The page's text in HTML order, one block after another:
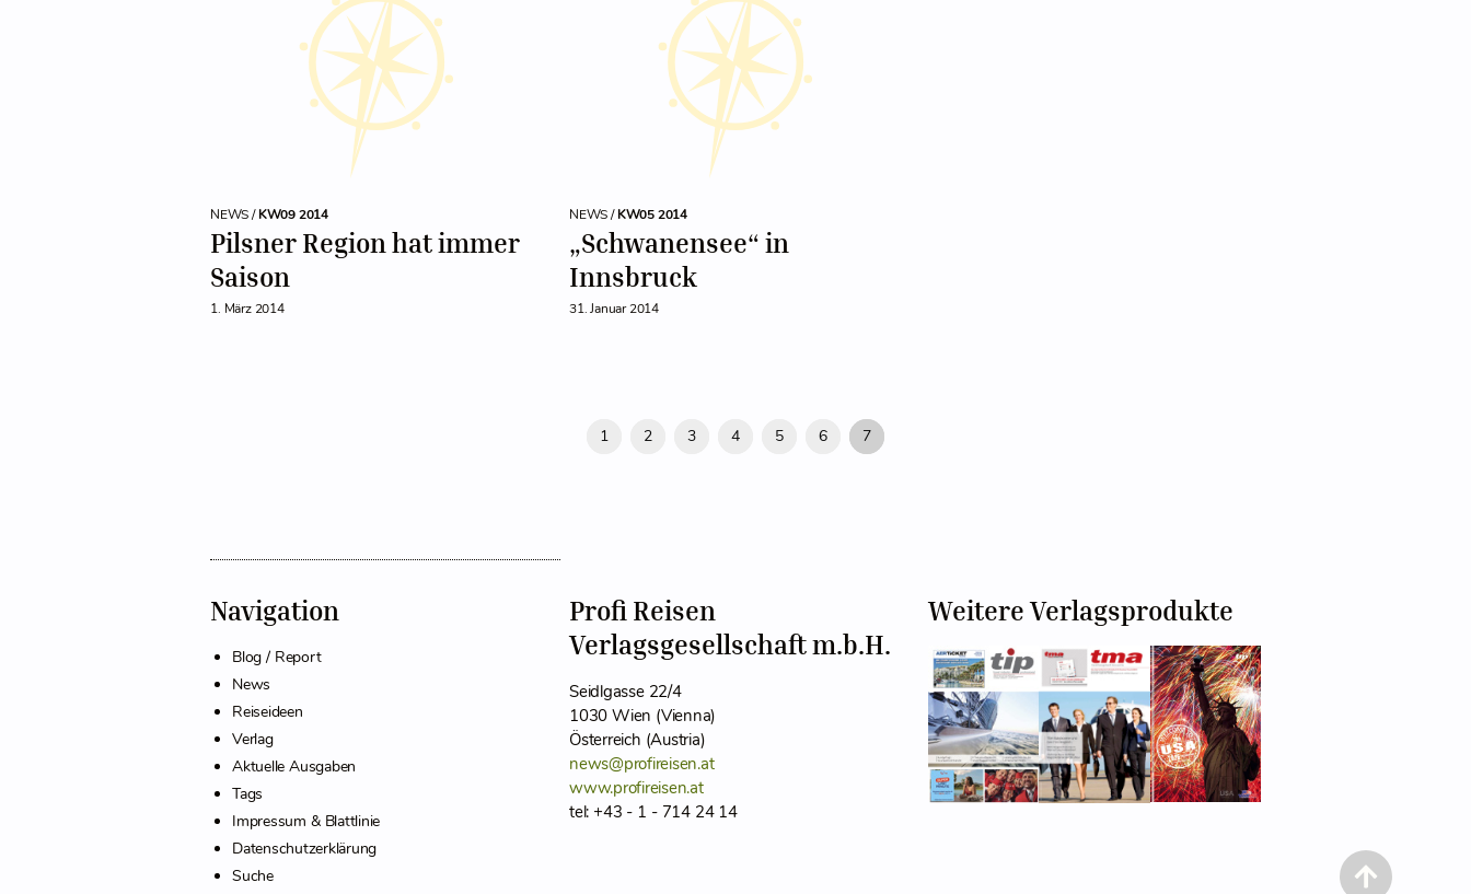
NEWS /KW09 2014
Pilsner Region hat immer
Saison
1. März 2014
NEWS /KW05 2014
„Schwanensee“ in
Innsbruck
31. Januar 2014
1 2 3 4 5 6 7
Navigation
Blog / Report
News
Reiseideen
Verlag
Aktuelle Ausgaben
Tags
Impressum & Blattlinie
Datenschutzerklärung
Suche
Profi Reisen
Verlagsgesellschaft m.b.H.
Seidlgasse 22/4
1030 Wien (Vienna)
Österreich (Austria)
news@profireisen.at
www.profireisen.at
tel: +43 - 1 - 714 24 14
Weitere Verlagsprodukte